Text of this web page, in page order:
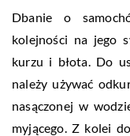
Dbanie o
kolejności na jego
kurzu i błota. Do
należy używać
nasączonej w
myjącego. Z kolei